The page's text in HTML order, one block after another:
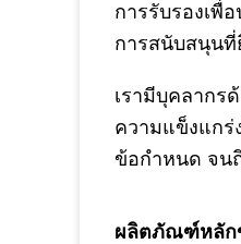
การรับรองเพื่
การสนับสนุนที่
เรามีบุคลากร
ความแข็งแกร่
ข้อกำหนด จน
ผลิตภัณฑ์หลัก